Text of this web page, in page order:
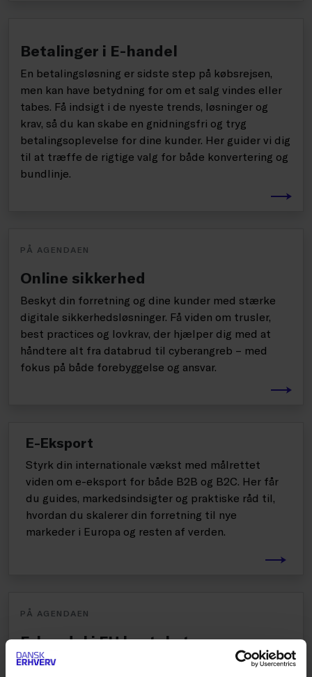
Betalinger i E-handel
En betalingsløsning er sidste step på købsrejsen,
men kan have betydning for om et salg vindes eller
tabes. Få indsigt i de nyeste trends, løsninger og
krav, så du kan skabe en gnidningsfri og tryg
betalingsoplevelse for dine kunder. Her guider vi dig
til at træffe de rigtige valg for både konvertering og
bundlinje.
PÅ AGENDAEN
Online sikkerhed
Beskyt din forretning og dine kunder med stærke
digitale sikkerhedsløsninger. Få viden om trusler,
best practices og lovkrav, der hjælper dig med at
håndtere alt fra databrud til cyberangreb – med
fokus på både forebyggelse og ansvar.
E-Eksport
Styrk din internationale vækst med målrettet
viden om e-eksport for både B2B og B2C. Her får
du guides, markedsindsigter og praktiske råd til,
hvordan du skalerer din forretning til nye
markeder i Europa og resten af verden.
PÅ AGENDAEN
E-handel i EU kontekst
Ecommerce Europe er en organisation for europæisk